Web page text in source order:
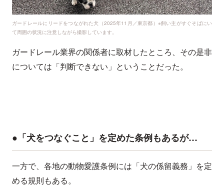
ガードレールにリードをつながれた犬（2025年11月／東京都）※飼い主がすぐそばにい
て周囲の状況に注意しながら撮影しています。
ガードレール業界の関係者に取材したところ、その是非
については「判断できない」ということだった。
●「犬をつなぐこと」を定めた条例もあるが…
一方で、各地の動物愛護条例には「犬の係留義務」を定
める規則もある。